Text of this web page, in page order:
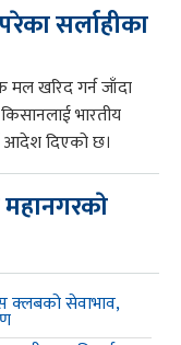
सर्लाहीका
मल खरिद गर्न जाँदा
भारतीय
आदेश दिएको छ।
क्लबको सेवाभाव,